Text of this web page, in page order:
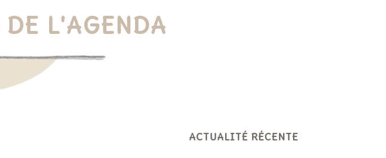
L'AGENDA
ACTUALITÉ RÉCENTE